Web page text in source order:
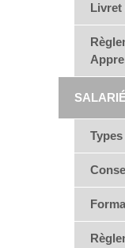
Livret